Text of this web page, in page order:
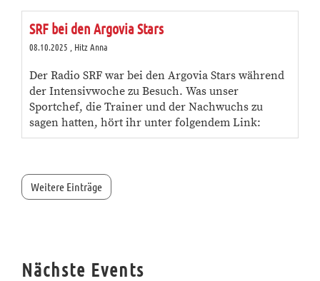
SRF bei den Argovia Stars
08.10.2025 , Hitz Anna
Der Radio SRF war bei den Argovia Stars während
der Intensivwoche zu Besuch. Was unser
Sportchef, die Trainer und der Nachwuchs zu
sagen hatten, hört ihr unter folgendem Link:
Weitere Einträge
Nächste Events